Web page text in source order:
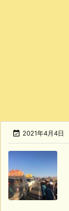
 2021年4月4日